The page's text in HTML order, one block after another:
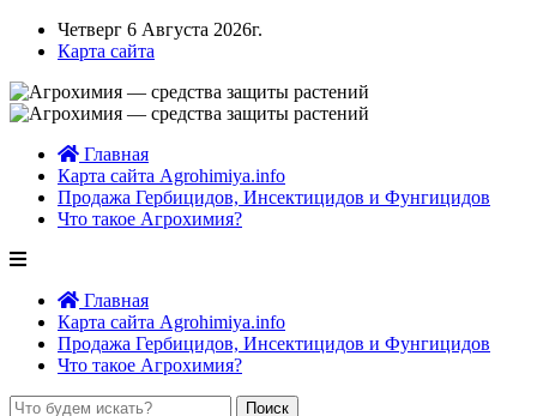
Четверг 6 Августа 2026г.
Карта сайта
Главная
Карта сайта Agrohimiya.info
Продажа Гербицидов, Инсектицидов и Фунгицидов
Что такое Агрохимия?
Главная
Карта сайта Agrohimiya.info
Продажа Гербицидов, Инсектицидов и Фунгицидов
Что такое Агрохимия?